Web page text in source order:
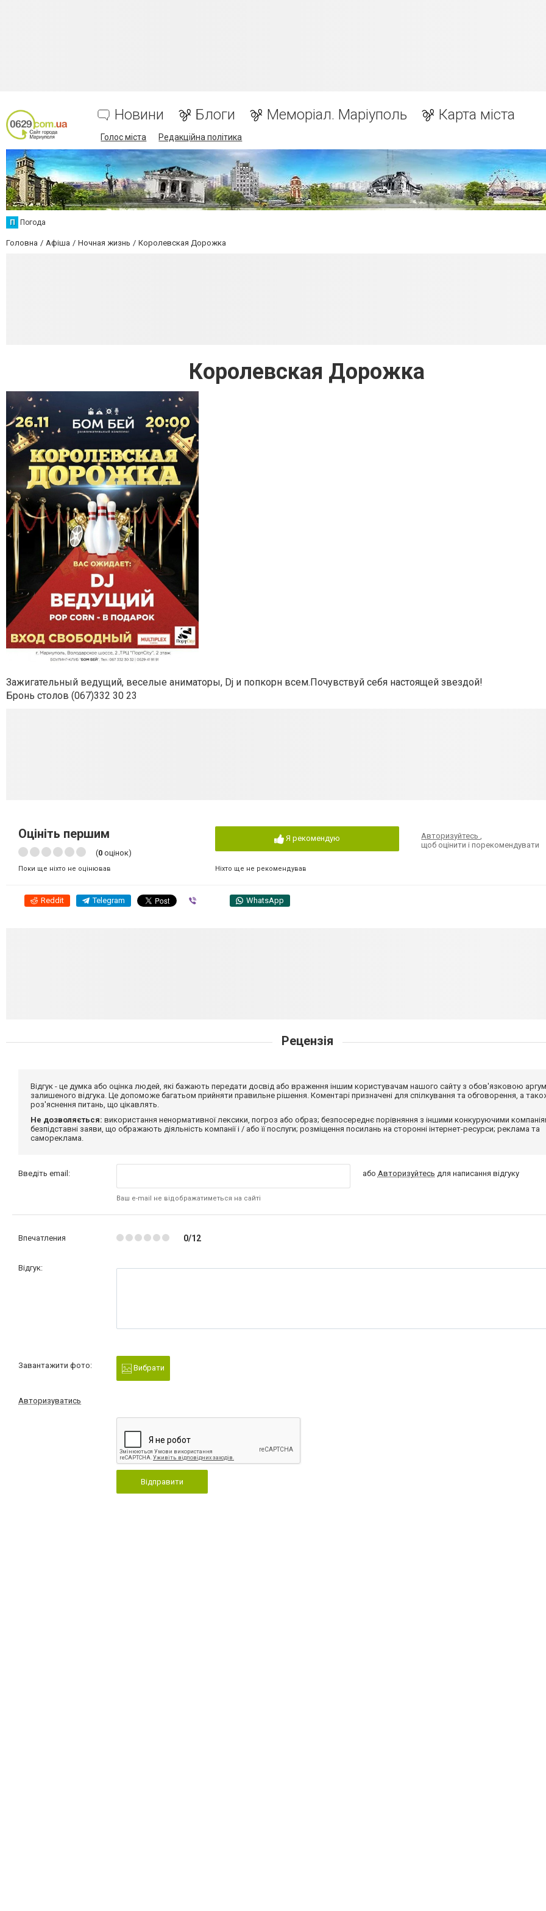
Новини Блоги Меморіал. Маріуполь Карта міста
Голос міста Редакційна політика
П Погода
Головна Афіша Ночная жизнь Королевская Дорожка
Королевская Дорожка
Зажигательный ведущий, веселые аниматоры, Dj и попкорн всем.Почувствуй себя настоящей звездой!
Бронь столов (067)332 30 23
Оцініть першим
(0 оцінок)
Поки ще ніхто не оцінював
Я рекомендую
Ніхто ще не рекомендував
Авторизуйтесь,
щоб оцінити і порекомендувати
Reddit Telegram WhatsApp
Рецензія
Відгук - це думка або оцінка людей, які бажають передати досвід або враження іншим користувачам нашого сайту з обов'язковою
залишеного відгука. Це допоможе багатьом прийняти правильне рішення. Коментарі призначені для спілкування та обговорення, а
роз'яснення питань, що цікавлять.
Не дозволяється: використання ненормативної лексики, погроз або образ; безпосереднє порівняння з іншими конкуруючими
безпідставні заяви, що ображають діяльність компанії і / або її послуги; розміщення посилань на сторонні інтернет-ресурси; реклама та
самореклама.
Введіть email:
Ваш e-mail не відображатиметься на сайті
або Авторизуйтесь для написання відгуку
Впечатления 0/12
Відгук:
Завантажити фото: Вибрати
Авторизуватись
Відправити